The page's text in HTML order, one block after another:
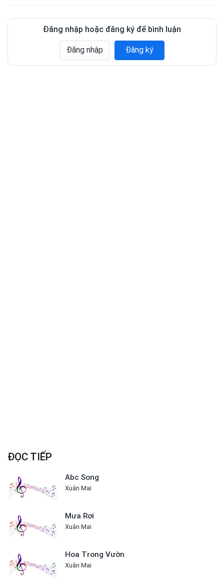
Đăng nhập hoặc đăng ký để bình luận
Đăng nhập Đăng ký
ĐỌC TIẾP
Abc Song
Xuân Mai
Mưa Rơi
Xuân Mai
Hoa Trong Vườn
Xuân Mai